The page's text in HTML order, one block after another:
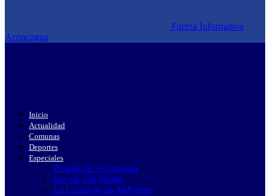
Fuerza Informativa
Aconcagua
Inicio
Actualidad
Comunas
Deportes
Especiales
Picadas de Aconcagua
Soy de San Felipe
La Lucha de las MiPymes